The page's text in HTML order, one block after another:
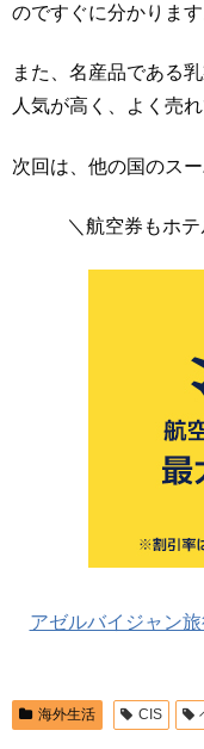
のですぐに分かります
また、名産品である
人気が高く、よく売
次回は、他の国のス
＼航空券もホ
アゼルバイジャン
海外生活 CIS